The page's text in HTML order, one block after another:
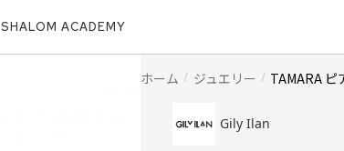
SHALOM ACADEMY
ホーム ジュエリー TAMARA ピ
Gily Ilan